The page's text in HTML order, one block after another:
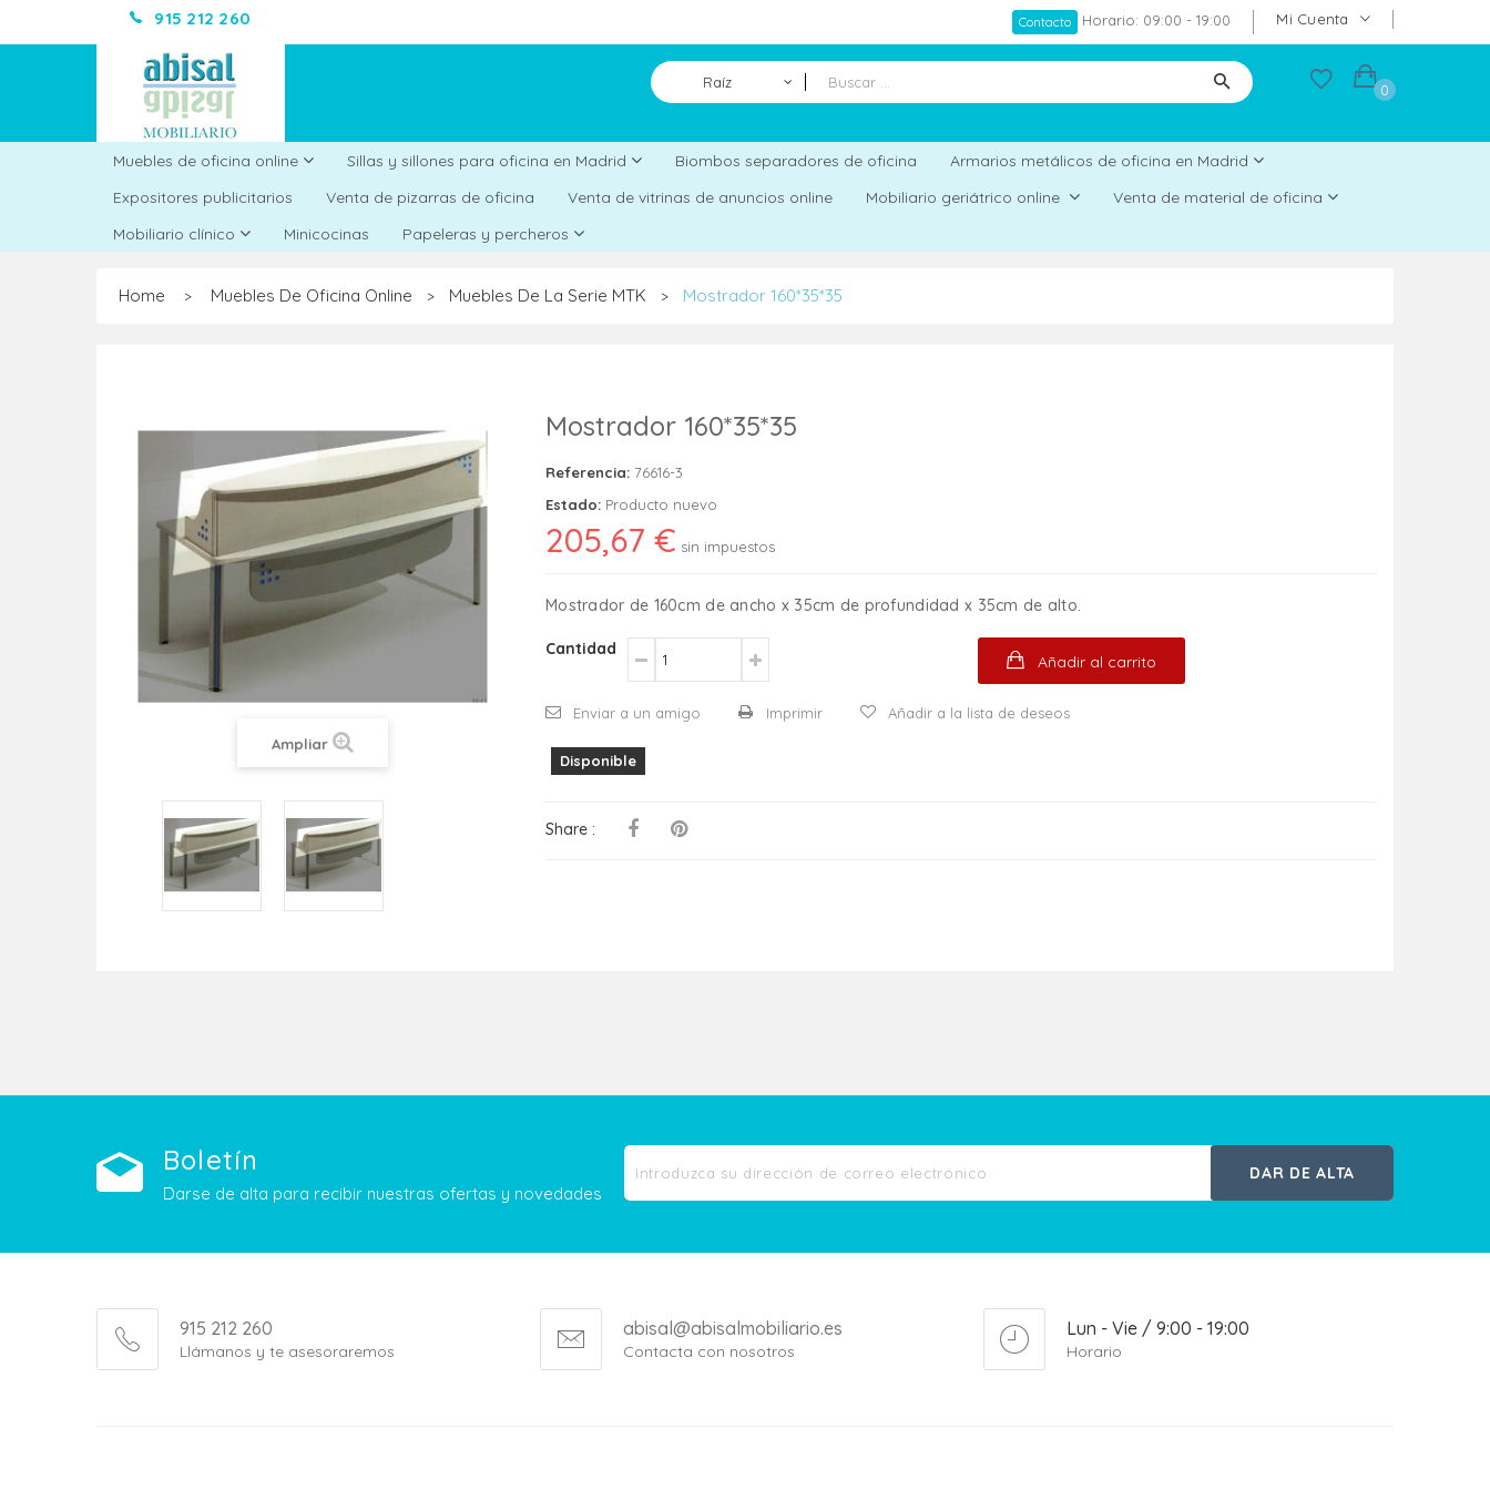
915 212 260 Mi Cuenta
Contacto Horario: 09:00 - 19:00
Raíz 0
Muebles de oficina online Sillas y sillones para oficina en Madrid Biombos separadores de oficina
Armarios metálicos de oficina en Madrid
Expositores publicitarios
Venta de pizarras de oficina Venta de vitrinas de anuncios online Mobiliario geriátrico online
Venta de material de oficina
Mobiliario clínico
Minicocinas Papeleras y percheros
Home > Muebles De Oficina Online > Muebles De La Serie MTK > Mostrador 160*35*35
Ampliar
Mostrador 160*35*35
Referencia: 76616-3
Estado: Producto nuevo
205,67 € sin impuestos
Mostrador de 160cm de ancho x 35cm de profundidad x 35cm de alto.
Cantidad
Añadir al carrito
Enviar a un amigo Imprimir Añadir a la lista de deseos
Disponible
Share :
Boletín
Darse de alta para recibir nuestras ofertas y novedades
DAR DE ALTA
915 212 260
Llámanos y te asesoraremos
abisal@abisalmobiliario.es
Contacta con nosotros
Lun - Vie / 9:00 - 19:00
Horario